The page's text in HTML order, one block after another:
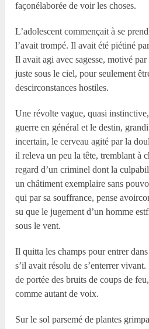
façonélaborée de voir les choses.
L’adolescent commençait à se
l’avait trompé. Il avait été piétiné
Il avait agi avec sagesse, motivé
juste sous le ciel, pour seulement
descirconstances hostiles.
Une révolte vague, quasi
guerre en général et le destin,
incertain, le cerveau agité par la
il releva un peu la tête, tremblant à
regard d’un criminel dont la
un châtiment exemplaire sans
qui par sa souffrance, pense
su que le jugement d’un homme
sous le vent.
Il quitta les champs pour entrer
s’il avait résolu de s’enterrer
de portée des bruits de coups de
comme autant de voix.
Sur le sol parsemé de plantes